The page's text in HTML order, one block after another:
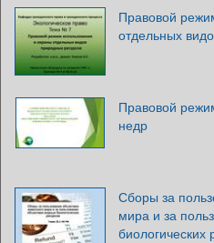
Правовой
отдельных
Правовой
недр
Сборы за
мира и за
биологических